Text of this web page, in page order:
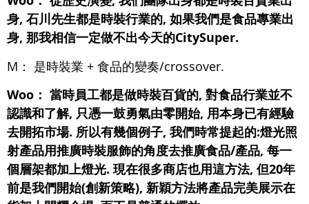
身, 石川先生都是時裝行業的, 如果我們是食品專業出
身, 那我相信一定做不出今天的CitySuper.
M： 是時裝業 + 食品的變奏/crossover.
Woo： 當時員工都是做時裝百貨的, 對食品行業並不
認識和了解, 只憑一鼓勇氣由零開始, 用本身已有經驗
去開拓市場. 所以有幾個例子, 我們時常提起的:燈光照
射產品用推廣時裝服飾的角度去推廣食品/產品, 每一
個層架都加上燈光. 現在很多商店也用這方法, 但20年
前是我們開始(創新策略), 新穎方法將產品完美展示在